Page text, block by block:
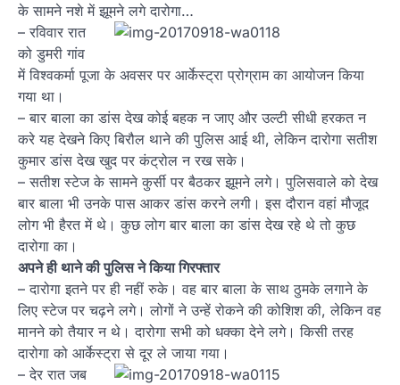
के सामने नशे में झूमने लगे दारोगा…
– रविवार रात
को डुमरी गांव
में विश्वकर्मा पूजा के अवसर पर आर्केस्ट्रा प्रोग्राम का आयोजन किया
गया था।
– बार बाला का डांस देख कोई बहक न जाए और उल्टी सीधी हरकत न
करे यह देखने किए बिरौल थाने की पुलिस आई थी, लेकिन दारोगा सतीश
कुमार डांस देख खुद पर कंट्रोल न रख सके।
– सतीश स्टेज के सामने कुर्सी पर बैठकर झूमने लगे। पुलिसवाले को देख
बार बाला भी उनके पास आकर डांस करने लगी। इस दौरान वहां मौजूद
लोग भी हैरत में थे। कुछ लोग बार बाला का डांस देख रहे थे तो कुछ
दारोगा का।
अपने ही थाने की पुलिस ने किया गिरफ्तार
– दारोगा इतने पर ही नहीं रुके। वह बार बाला के साथ ठुमके लगाने के
लिए स्टेज पर चढ़ने लगे। लोगों ने उन्हें रोकने की कोशिश की, लेकिन वह
मानने को तैयार न थे। दारोगा सभी को धक्का देने लगे। किसी तरह
दारोगा को आर्केस्ट्रा से दूर ले जाया गया।
– देर रात जब